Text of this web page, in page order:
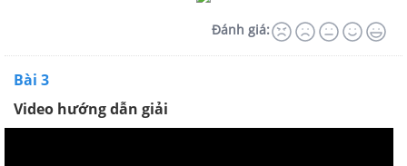
Đánh giá:
Bài 3
Video hướng dẫn giải